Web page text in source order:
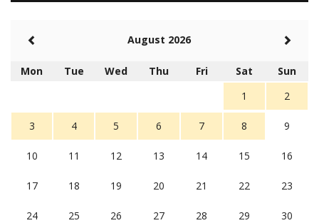
August 2026
Mon Tue Wed Thu Fri Sat
Sun
1
2
3 4 5 6 7 8 9
10 11 12 13 14 15 16
17 18 19 20 21 22 23
24 25 26 27 28 29 30